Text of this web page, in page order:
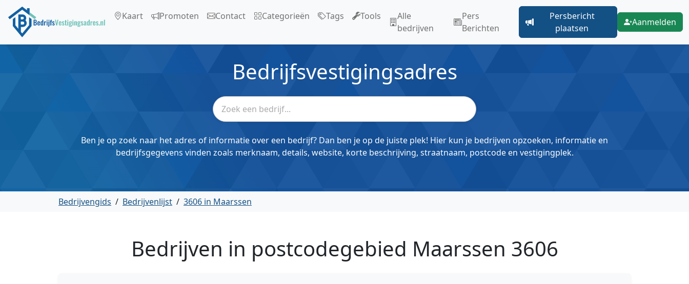
Kaart Promoten Contact Categorieën Tags Tools
Alle
bedrijven
Pers
Berichten
Persbericht
plaatsen
Aanmelden
Bedrijfsvestigingsadres
Ben je op zoek naar het adres of informatie over een bedrijf? Dan ben je op de juiste plek! Hier kun je bedrijven opzoeken, informatie en
bedrijfsgegevens vinden zoals merknaam, details, website, korte beschrijving, straatnaam, postcode en vestigingplek.
Bedrijvengids / Bedrijvenlijst / 3606 in Maarssen
Bedrijven in postcodegebied Maarssen 3606